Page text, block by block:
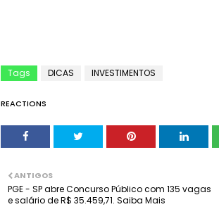
Tags DICAS INVESTIMENTOS
REACTIONS
ANTIGOS
PGE - SP abre Concurso Público com 135 vagas
e salário de R$ 35.459,71. Saiba Mais